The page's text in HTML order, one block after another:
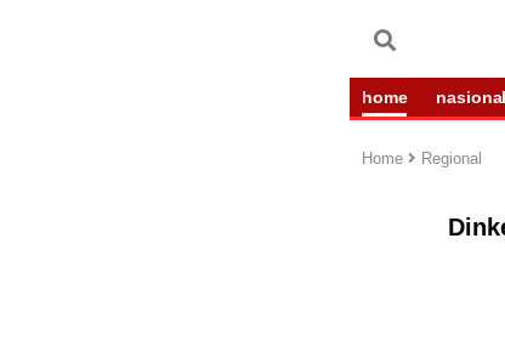
home nasional
Home Regional